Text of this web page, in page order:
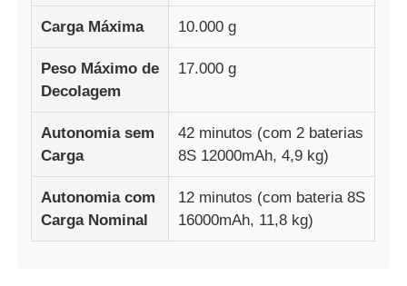
Zangão de pulverização da agricultura
Drone fpv
peças de drone
Anti dispositivo do zangão
Carga Máxima 10.000 g
Peso Máximo de
Decolagem
17.000 g
Autonomia sem
Carga
42 minutos (com 2 baterias
8S 12000mAh, 4,9 kg)
Autonomia com
Carga Nominal
12 minutos (com bateria 8S
16000mAh, 11,8 kg)